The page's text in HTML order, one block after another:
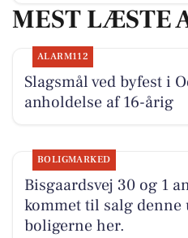
MEST LÆSTE
ALARM112
Slagsmål ved byfest i
anholdelse af 16-årig
BOLIGMARKED
Bisgaardsvej 30 og 1
kommet til salg denne
boligerne her.